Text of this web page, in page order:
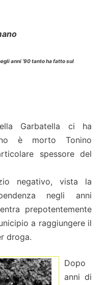
anni ‘90 tanto ha fatto sul
Garbatella ci ha
è morto Tonino
spessore del
negativo, vista la
negli anni
prepotentemente
a raggiungere il
droga.
Dopo
anni di